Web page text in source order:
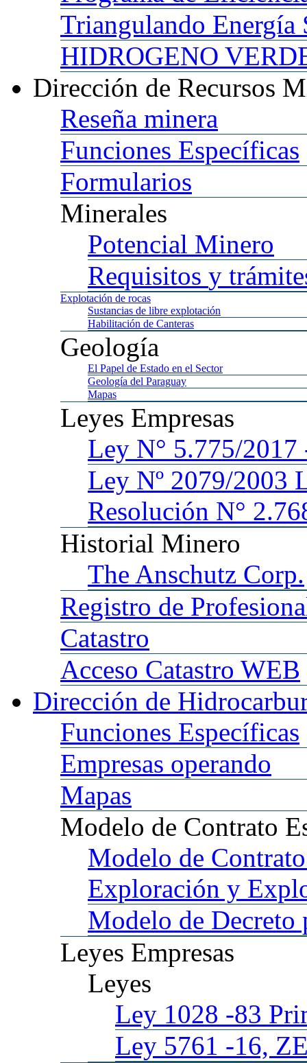
Triangulando Energía
HIDROGENO
Dirección de Recursos
Reseña minera
Funciones Específicas
Formularios
Minerales
Potencial Minero
Requisitos y
Explotación de rocas
Sustancias de libre explotación
Habilitación de Canteras
Geología
El Papel de Estado en el Sector
Geología del Paraguay
Mapas
Leyes Empresas
Ley N° 5.775/
Ley Nº 2079/2003
Resolución N°
Historial Minero
The Anschutz Corp.
Registro de
Catastro
Acceso Catastro WEB
Dirección de
Funciones Específicas
Empresas operando
Mapas
Modelo de Contrato
Modelo de
Exploración y
Modelo de Decreto
Leyes Empresas
Leyes
Ley 1028 -83
Ley 5761 -16,